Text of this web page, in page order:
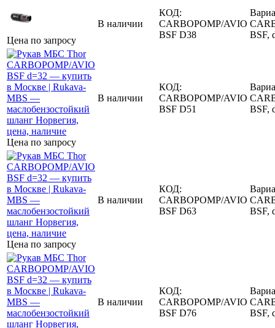
Цена по запросу
В наличии
КОД:
CARBOPOMP/AVIO
BSF D38
BSF,
Цена по запросу
В наличии
КОД:
CARBOPOMP/AVIO
BSF D51
BSF,
Цена по запросу
В наличии
КОД:
CARBOPOMP/AVIO
BSF D63
BSF,
В наличии
КОД:
CARBOPOMP/AVIO
BSF D76
BSF,